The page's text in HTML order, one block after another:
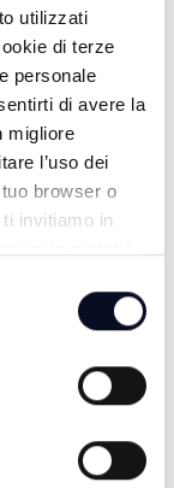
utilizzati
di terze
personale
di avere la
migliore
l’uso dei
browser o
invitiamo in
2026
2026
2026